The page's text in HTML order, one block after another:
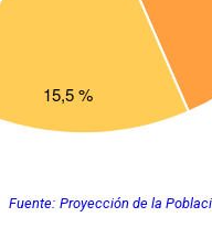
Fuente: Proyección de la